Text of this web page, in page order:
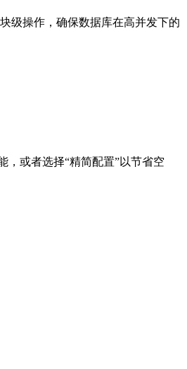
级操作，确保数据库在高并发下的
，或者选择“精简配置”以节省空